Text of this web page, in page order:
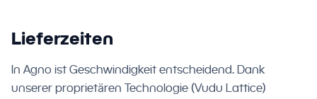
Lieferzeiten
In Agno ist Geschwindigkeit entscheidend. Dank
unserer proprietären Technologie (Vudu Lattice)